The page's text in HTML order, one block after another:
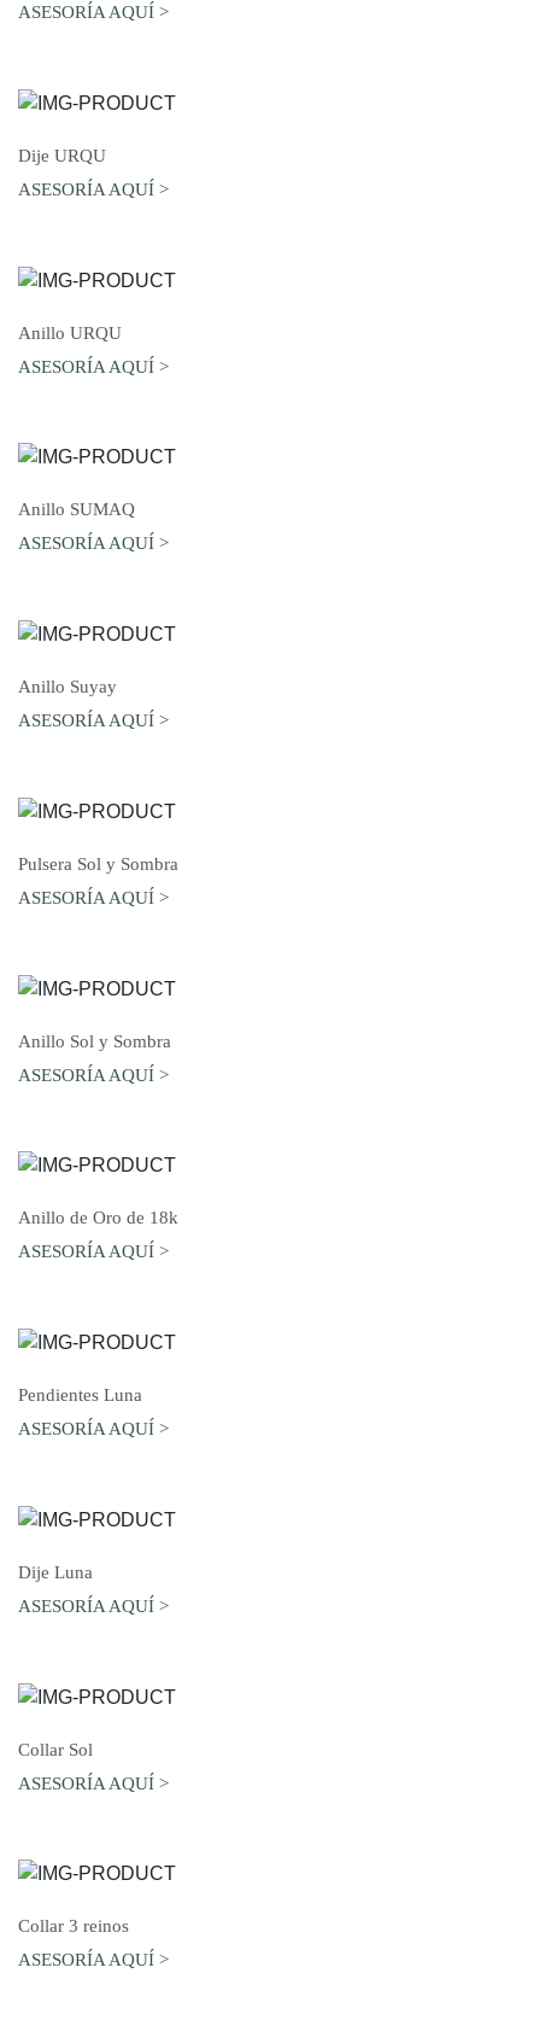
ASESORÍA AQUÍ >
Dije URQU
ASESORÍA AQUÍ >
Anillo URQU
ASESORÍA AQUÍ >
Anillo SUMAQ
ASESORÍA AQUÍ >
Anillo Suyay
ASESORÍA AQUÍ >
Pulsera Sol y Sombra
ASESORÍA AQUÍ >
Anillo Sol y Sombra
ASESORÍA AQUÍ >
Anillo de Oro de 18k
ASESORÍA AQUÍ >
Pendientes Luna
ASESORÍA AQUÍ >
Dije Luna
ASESORÍA AQUÍ >
Collar Sol
ASESORÍA AQUÍ >
Collar 3 reinos
ASESORÍA AQUÍ >